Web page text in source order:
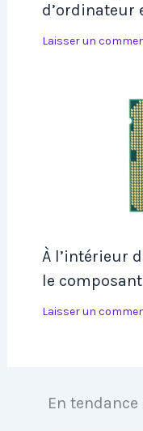
d’ordinateur
Laisser un
À l’intérieur
le
Laisser un
En tendance